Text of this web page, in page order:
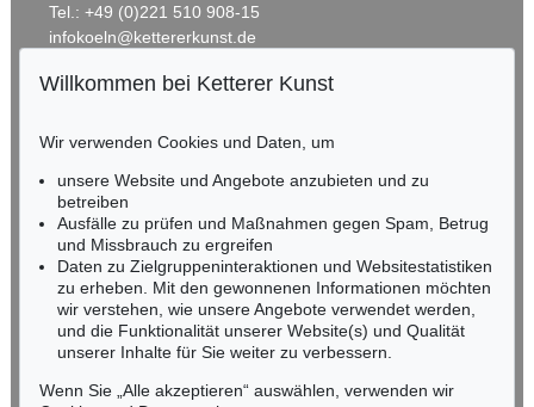
Auktion 514 - Lot 236
Ergebnis:€ 1.645.000
Tel.: +49 (0)221 510 908-15
infokoeln@kettererkunst.de
RHEINLAND-PFALZ
Miriam Heß
Tel.: +49 (0)62 21 58 80-038
Fax: +49 (0)62 21 58 80-595
infoheidelberg@kettererkunst.de
NORDDEUTSCHLAND
Nico Kassel, M.A.
Tel.: +49 (0)89 55244-164
Mobil: +49 (0)171 8618661
Willkommen bei Ketterer Kunst
Wir verwenden Cookies und Daten, um
unsere Website und Angebote anzubieten und zu
betreiben
Ausfälle zu prüfen und Maßnahmen gegen Spam, Betrug
und Missbrauch zu ergreifen
Daten zu Zielgruppeninteraktionen und Websitestatistiken
zu erheben. Mit den gewonnenen Informationen möchten
wir verstehen, wie unsere Angebote verwendet werden,
und die Funktionalität unserer Website(s) und Qualität
unserer Inhalte für Sie weiter zu verbessern.
Wenn Sie „Alle akzeptieren“ auswählen, verwenden wir